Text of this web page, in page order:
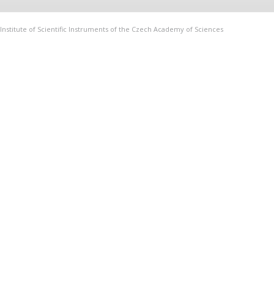
Institute of Scientific Instruments of the Czech Academy of Sciences